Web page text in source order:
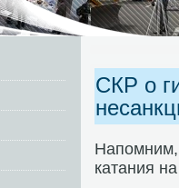
СКР о
Напомним,
катания